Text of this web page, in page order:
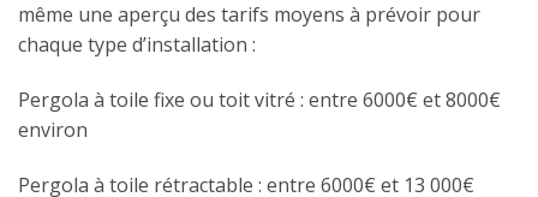
même une aperçu des tarifs moyens à prévoir pour
chaque type d’installation :
Pergola à toile fixe ou toit vitré : entre 6000€ et 8000€
environ
Pergola à toile rétractable : entre 6000€ et 13 000€